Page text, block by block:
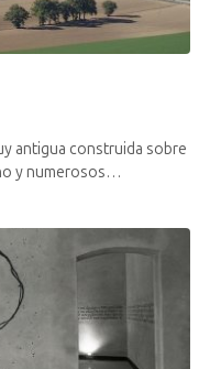
antigua construida sobre
y numerosos